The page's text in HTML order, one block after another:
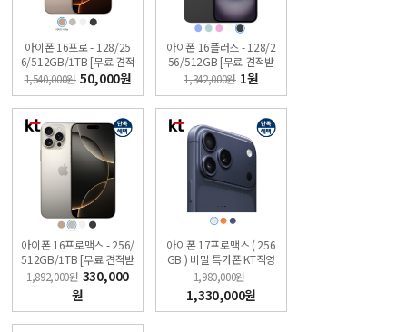
아이폰 16프로 - 128/25
6/512GB/1TB [무료 견적
받기] 싼올레폰
1,540,000원 50,000원
아이폰 16플러스 - 128/2
56/512GB [무료 견적받
기] 싼올레폰
1,342,000원 1원
아이폰 16프로맥스 - 256/
512GB/1TB [무료 견적받
기] 싼올레폰
1,892,000원 330,000
원
아이폰 17프로맥스 ( 256
GB ) 비밀 특가폰 KT직영
점 싼올레폰
1,980,000원
1,330,000원